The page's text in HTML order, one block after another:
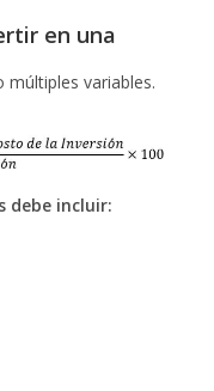
en una
múltiples variables.
debe incluir: